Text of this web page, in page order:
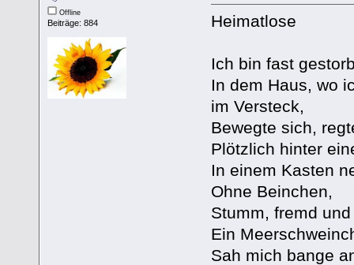
Offline
Beiträge: 884 Heimatlose
Ich bin fast
In dem Haus, wo
im Versteck,
Bewegte sich,
Plötzlich hinter
In einem Kasten
Ohne Beinchen,
Stumm, fremd
Ein
Sah mich bange